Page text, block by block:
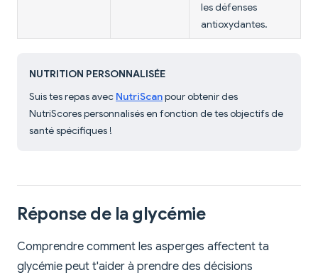
les défenses
antioxydantes.
NUTRITION PERSONNALISÉE
Suis tes repas avec NutriScanpour obtenir des
NutriScores personnalisés en fonction de tes objectifs de
santé spécifiques !
Réponse de la glycémie
Comprendre comment les asperges affectent ta
glycémie peut t'aider à prendre des décisions